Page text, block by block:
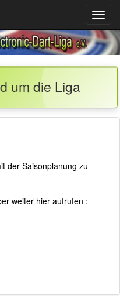
Menü
um die Liga
der Saisonplanung zu
weiter hier aufrufen :